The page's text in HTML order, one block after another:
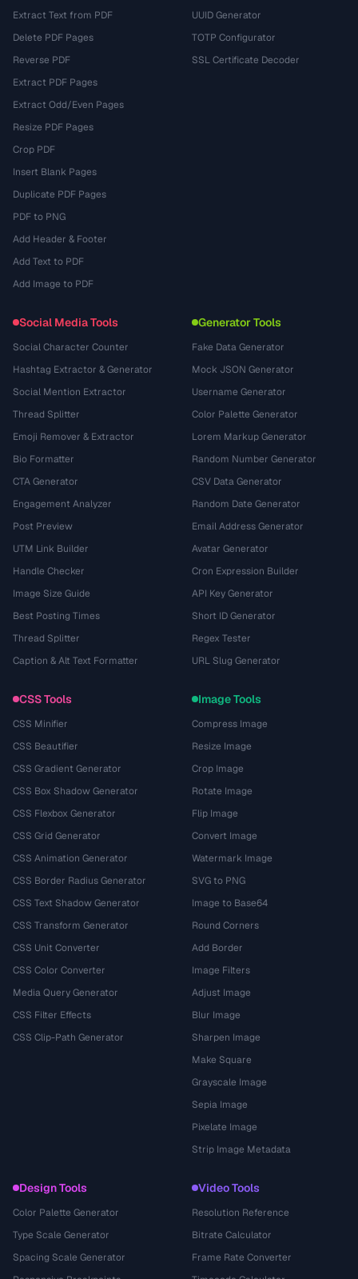
Extract Text from PDF
Delete PDF Pages
Reverse PDF
Extract PDF Pages
Extract Odd/Even Pages
Resize PDF Pages
Crop PDF
Insert Blank Pages
Duplicate PDF Pages
PDF to PNG
Add Header & Footer
Add Text to PDF
Add Image to PDF
UUID Generator
TOTP Configurator
SSL Certificate Decoder
Social Media Tools
Social Character Counter
Hashtag Extractor & Generator
Social Mention Extractor
Thread Splitter
Emoji Remover & Extractor
Bio Formatter
CTA Generator
Engagement Analyzer
Post Preview
UTM Link Builder
Handle Checker
Image Size Guide
Best Posting Times
Thread Splitter
Caption & Alt Text Formatter
Generator Tools
Fake Data Generator
Mock JSON Generator
Username Generator
Color Palette Generator
Lorem Markup Generator
Random Number Generator
CSV Data Generator
Random Date Generator
Email Address Generator
Avatar Generator
Cron Expression Builder
API Key Generator
Short ID Generator
Regex Tester
URL Slug Generator
CSS Tools
CSS Minifier
CSS Beautifier
CSS Gradient Generator
CSS Box Shadow Generator
CSS Flexbox Generator
CSS Grid Generator
CSS Animation Generator
CSS Border Radius Generator
CSS Text Shadow Generator
CSS Transform Generator
CSS Unit Converter
CSS Color Converter
Media Query Generator
CSS Filter Effects
CSS Clip-Path Generator
Image Tools
Compress Image
Resize Image
Crop Image
Rotate Image
Flip Image
Convert Image
Watermark Image
SVG to PNG
Image to Base64
Round Corners
Add Border
Image Filters
Adjust Image
Blur Image
Sharpen Image
Make Square
Grayscale Image
Sepia Image
Pixelate Image
Strip Image Metadata
Design Tools
Color Palette Generator
Type Scale Generator
Spacing Scale Generator
Video Tools
Resolution Reference
Bitrate Calculator
Frame Rate Converter